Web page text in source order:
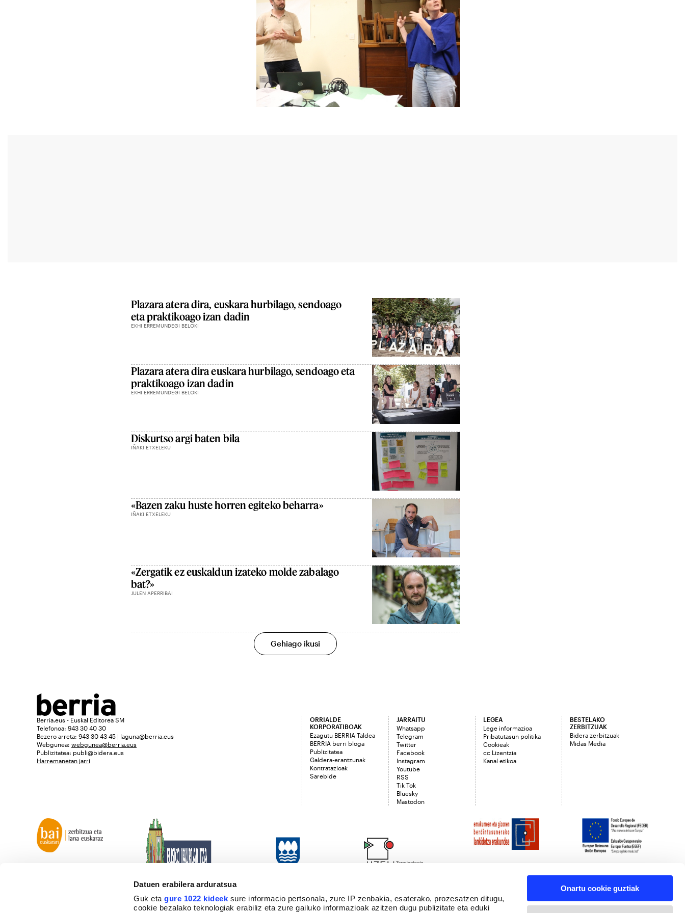
Datuen erabilera arduratsua
Guk etagure 1022 kideek sure informacio pertsonala, zure IP zenbakia, esaterako, prozesatzen ditugu,
cookie bezalako teknologiak erabiliz eta zure gailuko informazioak azitzen dugu publizitate eta eduki
Onartu cookie guztiak
Plazara atera dira, euskara hurbilago, sendoago
eta praktikoago izan dadin
EKHI ERREMUNDEGI BELOKI
Plazara atera dira euskara hurbilago, sendoago eta
praktikoago izan dadin
EKHI ERREMUNDEGI BELOKI
Diskurtso argi baten bila
IÑAKI ETXELEKU
«Bazen zaku huste horren egiteko beharra»
IÑAKI ETXELEKU
«Zergatik ez euskaldun izateko molde zabalago
bat?»
JULEN APERRIBAI
Gehiago ikusi
Berria.eus - Euskal Editorea SM
Telefonoa: 943 30 40 30
Bezero arreta: 943 30 43 45 | laguna@berria.eus
Webgunea: webgunea@berria.eus
Publizitatea: publi@bidera.eus
Harremanetan jarri
ORRIALDE
KORPORATIBOAK
Ezagutu BERRIA Taldea
BERRIA berri bloga
Publizitatea
Galdera-erantzunak
Kontratazioak
Sarebide
JARRAITU
Whatsapp
Telegram
Twitter
Facebook
Instagram
Youtube
RSS
Tik Tok
Bluesky
Mastodon
LEGEA
Lege informazioa
Pribatutasun politika
Cookieak
cc Lizentzia
Kanal etikoa
BESTELAKO
ZERBITZUAK
Bidera zerbitzuak
Midas Media